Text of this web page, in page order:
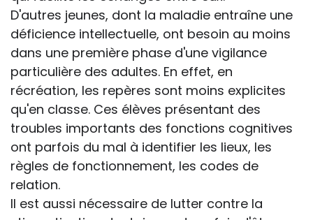
D'autres jeunes, dont la maladie entraîne une
déficience intellectuelle, ont besoin au moins
dans une première phase d'une vigilance
particulière des adultes. En effet, en
récréation, les repères sont moins explicites
qu'en classe. Ces élèves présentant des
troubles importants des fonctions cognitives
ont parfois du mal à identifier les lieux, les
règles de fonctionnement, les codes de
relation.
Il est aussi nécessaire de lutter contre la